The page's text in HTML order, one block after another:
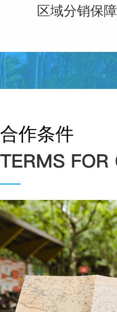
区域分销保障
合作条件